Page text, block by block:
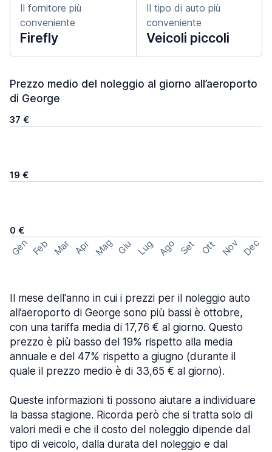
Il fornitore più
conveniente
Firefly
Il tipo di auto più
conveniente
Veicoli piccoli
Prezzo medio del noleggio al giorno all’aeroporto
di George
37 €
19 €
0 €
Gen Feb Mar Apr Mag Giu Lug Ago Set Ott Nov Dec
Il mese dell'anno in cui i prezzi per il noleggio auto
all’aeroporto di George sono più bassi è ottobre,
con una tariffa media di 17,76 € al giorno. Questo
prezzo è più basso del 19% rispetto alla media
annuale e del 47% rispetto a giugno (durante il
quale il prezzo medio è di 33,65 € al giorno).
Queste informazioni ti possono aiutare a individuare
la bassa stagione. Ricorda però che si tratta solo di
valori medi e che il costo del noleggio dipende dal
tipo di veicolo, dalla durata del noleggio e dal